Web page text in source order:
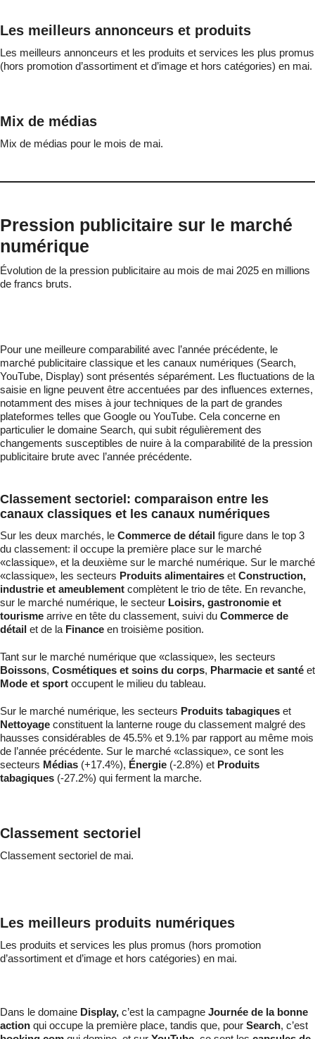
Les meilleurs annonceurs et produits
Les meilleurs annonceurs et les produits et services les plus promus
(hors promotion d’assortiment et d’image et hors catégories) en mai.
Mix de médias
Mix de médias pour le mois de mai.
Pression publicitaire sur le marché
numérique
Évolution de la pression publicitaire au mois de mai 2025 en millions
de francs bruts.
Pour une meilleure comparabilité avec l’année précédente, le
marché publicitaire classique et les canaux numériques (Search,
YouTube, Display) sont présentés séparément. Les fluctuations de la
saisie en ligne peuvent être accentuées par des influences externes,
notamment des mises à jour techniques de la part de grandes
plateformes telles que Google ou YouTube. Cela concerne en
particulier le domaine Search, qui subit régulièrement des
changements susceptibles de nuire à la comparabilité de la pression
publicitaire brute avec l’année précédente.
Classement sectoriel: comparaison entre les
canaux classiques et les canaux numériques
Sur les deux marchés, le Commerce de détail figure dans le top 3
du classement: il occupe la première place sur le marché
«classique», et la deuxième sur le marché numérique. Sur le marché
«classique», les secteurs Produits alimentaires et Construction,
industrie et ameublement complètent le trio de tête. En revanche,
sur le marché numérique, le secteur Loisirs, gastronomie et
tourisme arrive en tête du classement, suivi du Commerce de
détail et de la Finance en troisième position.
Tant sur le marché numérique que «classique», les secteurs
Boissons, Cosmétiques et soins du corps, Pharmacie et santé et
Mode et sport occupent le milieu du tableau.
Sur le marché numérique, les secteurs Produits tabagiques et
Nettoyage constituent la lanterne rouge du classement malgré des
hausses considérables de 45.5% et 9.1% par rapport au même mois
de l’année précédente. Sur le marché «classique», ce sont les
secteurs Médias (+17.4%), Énergie (-2.8%) et Produits
tabagiques (-27.2%) qui ferment la marche.
Classement sectoriel
Classement sectoriel de mai.
Les meilleurs produits numériques
Les produits et services les plus promus (hors promotion
d’assortiment et d’image et hors catégories) en mai.
Dans le domaine Display, c’est la campagne Journée de la bonne
action qui occupe la première place, tandis que, pour Search, c’est